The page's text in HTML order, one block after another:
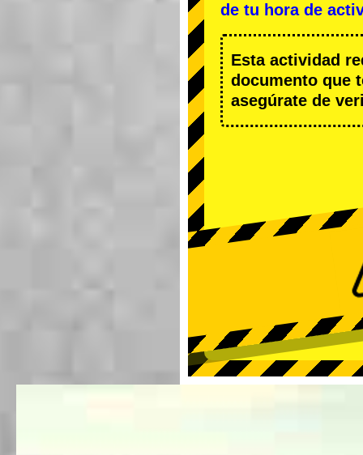
de tu hora de
Esta actividad
documento que
asegúrate de